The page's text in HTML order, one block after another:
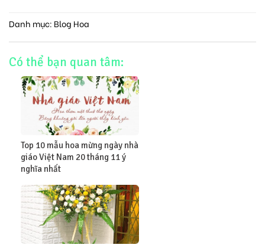
Danh mục: Blog Hoa
Có thể bạn quan tâm:
Top 10 mẫu hoa mừng ngày nhà
giáo Việt Nam 20 tháng 11 ý
nghĩa nhất